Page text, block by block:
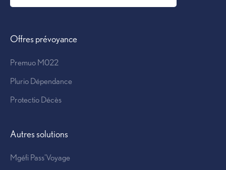
Offre santé
Offres prévoyance
Premuo M022
Plurio Dépendance
Protectio Décès
Offre prévoyance
Autres solutions
Mgéfi Pass'Voyage